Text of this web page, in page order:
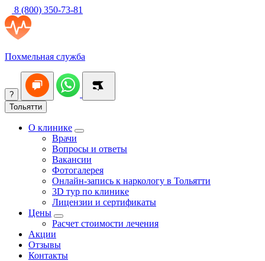
8 (800) 350-73-81
Похмельная служба
?
Тольятти
О клинике
Врачи
Вопросы и ответы
Вакансии
Фотогалерея
Онлайн-запись к наркологу в Тольятти
3D тур по клинике
Лицензии и сертификаты
Цены
Расчет стоимости лечения
Акции
Отзывы
Контакты